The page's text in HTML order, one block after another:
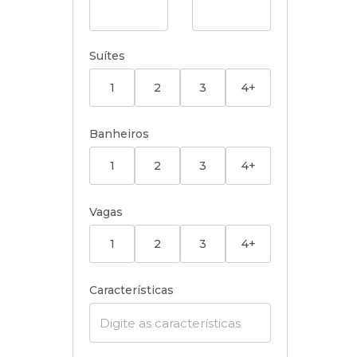
Suítes
1 2 3 4+
Banheiros
1 2 3 4+
Vagas
1 2 3 4+
Características